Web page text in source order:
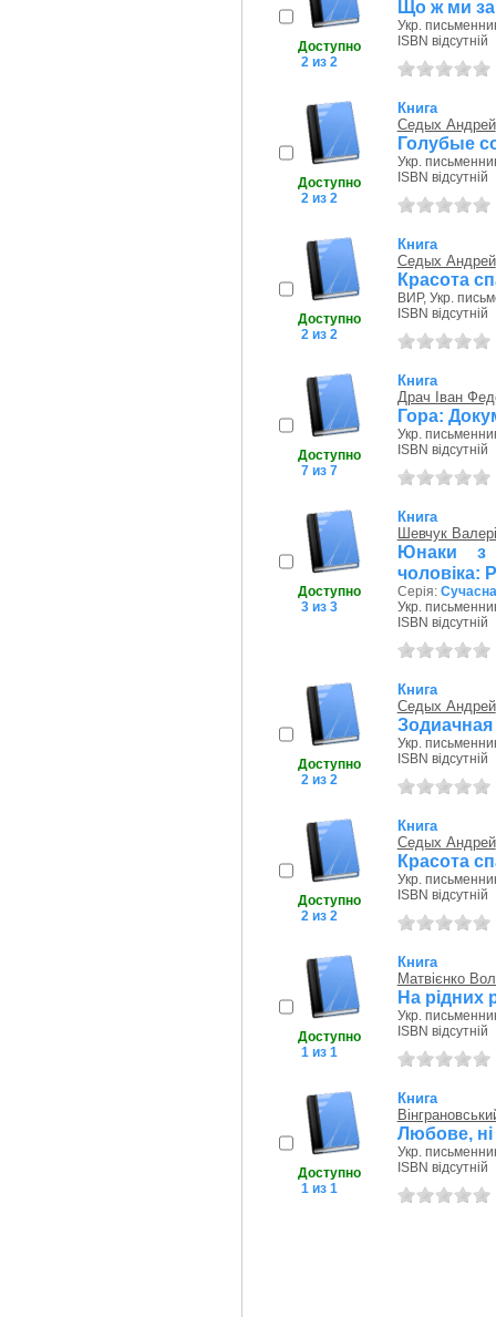
Доступно
2 из 2
Що ж ми за
Укр.
ISBN відсутній
Доступно
2 из 2
Книга
Седых Андрей
Голубые
Укр.
ISBN відсутній
Доступно
2 из 2
Книга
Седых Андрей
Красота
ВИР, Укр.
ISBN відсутній
Доступно
7 из 7
Книга
Драч Іван
Гора:
Укр.
ISBN відсутній
Доступно
3 из 3
Книга
Шевчук
Юнаки з
чоловіка:
Серія: Сучасна
Укр.
ISBN відсутній
Доступно
2 из 2
Книга
Седых Андрей
Укр.
ISBN відсутній
Доступно
2 из 2
Книга
Седых Андрей
Красота
Укр.
ISBN відсутній
Доступно
1 из 1
Книга
Матвієнко
На рідних
Укр.
ISBN відсутній
Доступно
1 из 1
Книга
Любове,
Укр.
ISBN відсутній